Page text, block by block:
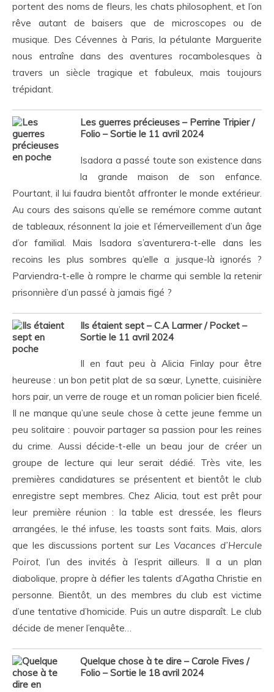
portent des noms de fleurs, les chats philosophent, et l’on
rêve autant de baisers que de microscopes ou de
musique. Des Cévennes à Paris, la pétulante Marguerite
nous entraîne dans des aventures rocambolesques à
travers un siècle tragique et fabuleux, mais toujours
trépidant.
Les guerres précieuses – Perrine Tripier /
Folio – Sortie le 11 avril 2024
Isadora a passé toute son existence dans
la grande maison de son enfance.
Pourtant, il lui faudra bientôt affronter le monde extérieur.
Au cours des saisons qu’elle se remémore comme autant
de tableaux, résonnent la joie et l’émerveillement d’un âge
d’or familial. Mais Isadora s’aventurera-t-elle dans les
recoins les plus sombres qu’elle a jusque-là ignorés ?
Parviendra-t-elle à rompre le charme qui semble la retenir
prisonnière d’un passé à jamais figé ?
Ils étaient sept – C.A Larmer/ Pocket –
Sortie le 11 avril 2024
Il en faut peu à Alicia Finlay pour être
heureuse : un bon petit plat de sa sœur, Lynette, cuisinière
hors pair, un verre de rouge et un roman policier bien ficelé.
Il ne manque qu’une seule chose à cette jeune femme un
peu solitaire : pouvoir partager sa passion pour les reines
du crime. Aussi décide-t-elle un beau jour de créer un
groupe de lecture qui leur serait dédié. Très vite, les
premières candidatures se présentent et bientôt le club
enregistre sept membres. Chez Alicia, tout est prêt pour
leur première réunion : la table est dressée, les fleurs
arrangées, le thé infuse, les toasts sont faits. Mais, alors
que les discussions portent sur Les Vacances d’Hercule
Poirot, l’un des invités à l’esprit ailleurs. Il a un plan
diabolique, propre à défier les talents d’Agatha Christie en
personne. Bientôt, un des membres du club est victime
d’une tentative d’homicide. Puis un autre disparaît. Le club
décide de mener l’enquête…
Quelque chose à te dire – Carole Fives /
Folio – Sortie le 18 avril 2024